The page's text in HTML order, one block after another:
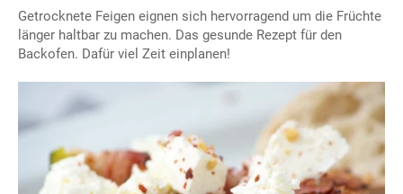
Getrocknete Feigen eignen sich hervorragend um die Früchte
länger haltbar zu machen. Das gesunde Rezept für den
Backofen. Dafür viel Zeit einplanen!